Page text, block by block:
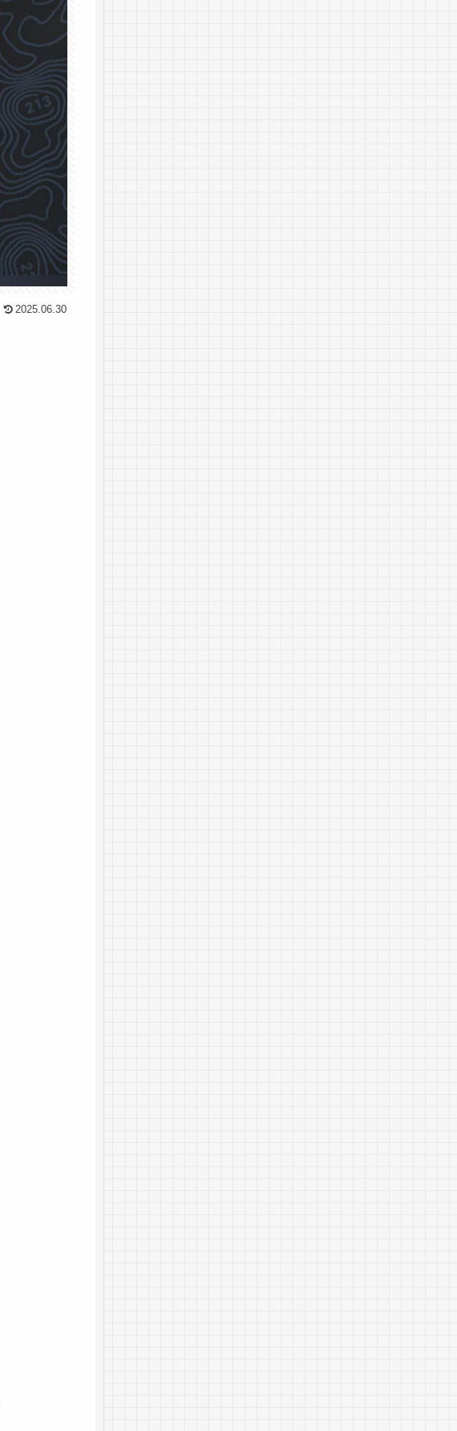
2025.06.30